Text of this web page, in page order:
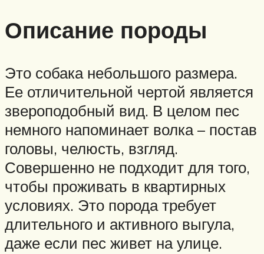
Описание породы
Это собака небольшого размера.
Ее отличительной чертой является
звероподобный вид. В целом пес
немного напоминает волка – постав
головы, челюсть, взгляд.
Совершенно не подходит для того,
чтобы проживать в квартирных
условиях. Это порода требует
длительного и активного выгула,
даже если пес живет на улице.